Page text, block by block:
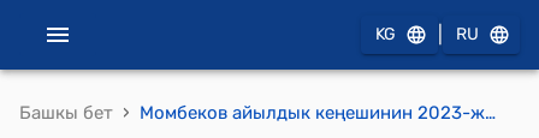
KG RU
Башкы бет › Момбеков айылдык кеңешинин 2023-жылдын 5-октябрындагы № 2 "Момбеков айыл аймагынын Административдик аймактык реформалоо долбоорун кароо жөнүндө" токтому